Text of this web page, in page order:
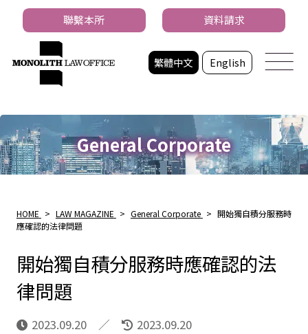
繁體中文 English
聯繫本所 資料請求
General Corporate
HOME > LAW MAGAZINE > General Corporate > 開始獨自積分服務時
應確認的法律問題
開始獨自積分服務時應確認的法
律問題
2023.09.20 2023.09.20